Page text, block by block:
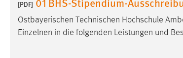
[PDF]
Ostbayerischen Technischen Hochschule
Einzelnen in die folgenden Leistungen und
STATISTIK
Statistik Cookies erfassen Informationen